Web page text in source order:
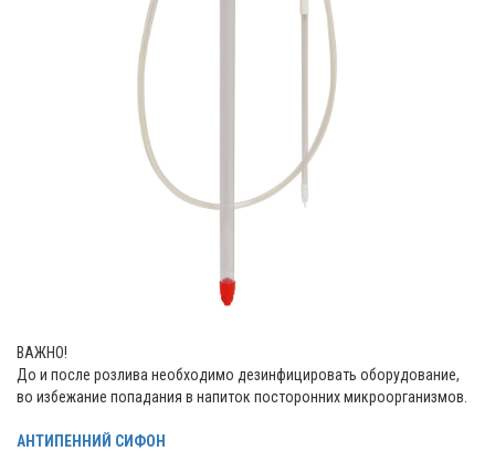
ВАЖНО!
До и после розлива необходимо дезинфицировать оборудование,
во избежание попадания в напиток посторонних микроорганизмов.
АНТИПЕННИЙ СИФОН